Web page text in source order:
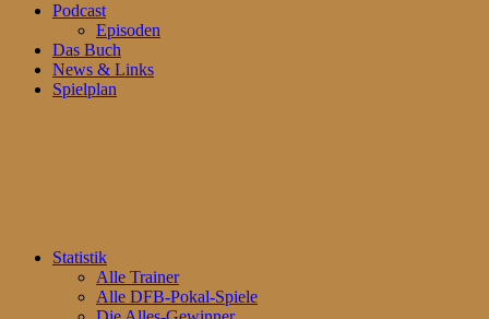
Podcast
Episoden
Das Buch
News & Links
Spielplan
Statistik
Alle Trainer
Alle DFB-Pokal-Spiele